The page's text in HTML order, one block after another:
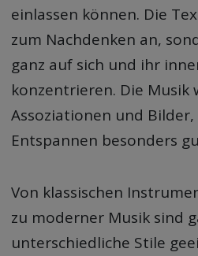
einlassen können. Die
zum Nachdenken an,
ganz auf sich und ihr
konzentrieren. Die Musik
Assoziationen und
Entspannen besonders
Von klassischen
zu moderner Musik sind
unterschiedliche Stile